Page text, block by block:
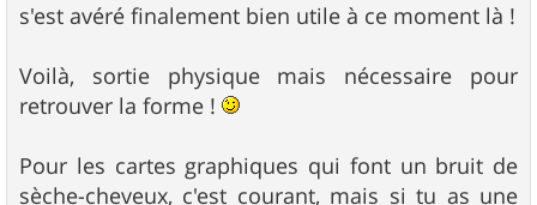
s'est avéré finalement bien utile à ce moment là !
Voilà, sortie physique mais nécessaire pour
retrouver la forme !
Pour les cartes graphiques qui font un bruit de
sèche-cheveux, c'est courant, mais si tu as une